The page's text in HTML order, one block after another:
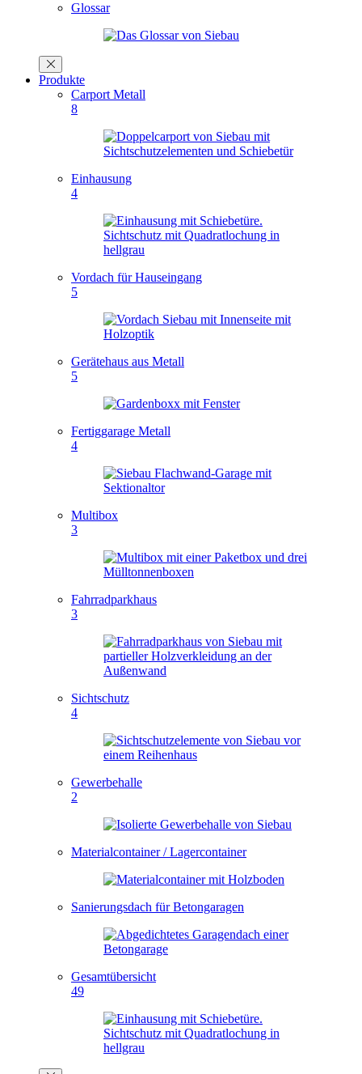
Glossar
Produkte
Carport Metall
8
Einhausung
4
Vordach für Hauseingang
5
Gerätehaus aus Metall
5
Fertiggarage Metall
4
Multibox
3
Fahrradparkhaus
3
Sichtschutz
4
Gewerbehalle
2
Materialcontainer / Lagercontainer
Sanierungsdach für Betongaragen
Gesamtübersicht
49